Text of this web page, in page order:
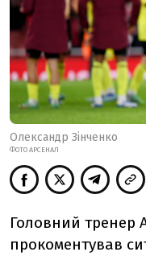
Олександр Зінченко
ФОТО АРСЕНАЛ
Головний тренер
прокоментував